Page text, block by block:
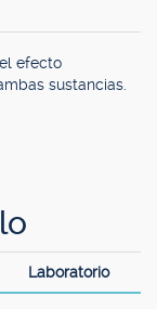
efecto
sustancias.
Laboratorio